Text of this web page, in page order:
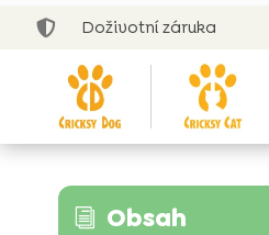
 Doživotní záruka
i Obsah